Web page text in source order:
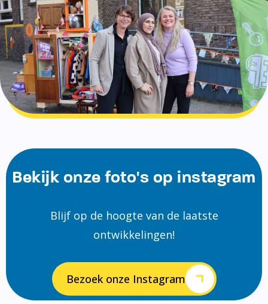
Bekijk onze foto's op instagram
Blijf op de hoogte van de laatste
ontwikkelingen!
Bezoek onze Instagram